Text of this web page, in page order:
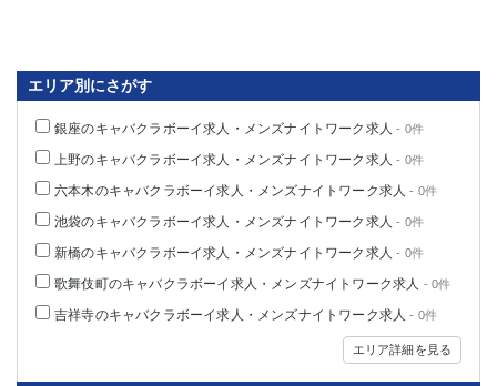
エリア別にさがす
銀座のキャバクラボーイ求人・メンズナイトワーク求人 - 0件
上野のキャバクラボーイ求人・メンズナイトワーク求人 - 0件
六本木のキャバクラボーイ求人・メンズナイトワーク求人 - 0件
池袋のキャバクラボーイ求人・メンズナイトワーク求人 - 0件
新橋のキャバクラボーイ求人・メンズナイトワーク求人 - 0件
歌舞伎町のキャバクラボーイ求人・メンズナイトワーク求人 - 0件
吉祥寺のキャバクラボーイ求人・メンズナイトワーク求人 - 0件
エリア詳細を見る